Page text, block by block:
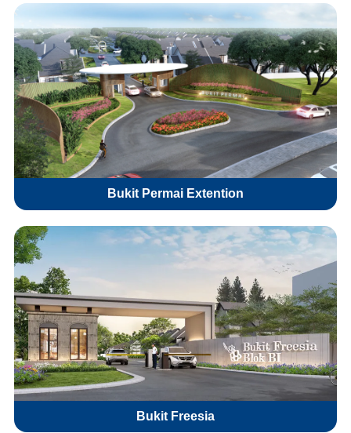
Bukit Permai Extention
Bukit Freesia